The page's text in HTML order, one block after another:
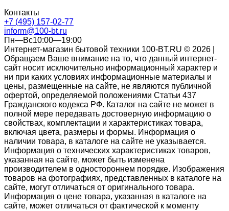
Контакты
+7 (495) 157-02-77
inform@100-bt.ru
Пн—Вс10:00—19:00
Интернет-магазин бытовой техники 100-BT.RU © 2026 |
Обращаем Ваше внимание на то, что данный интернет-
сайт носит исключительно информационный характер и
ни при каких условиях информационные материалы и
цены, размещенные на сайте, не являются публичной
офертой, определяемой положениями Статьи 437
Гражданского кодекса РФ. Каталог на сайте не может в
полной мере передавать достоверную информацию о
свойствах, комплектации и характеристиках товара,
включая цвета, размеры и формы. Информация о
наличии товара, в каталоге на сайте не указывается.
Информация о технических характеристиках товаров,
указанная на сайте, может быть изменена
производителем в одностороннем порядке. Изображения
товаров на фотографиях, представленных в каталоге на
сайте, могут отличаться от оригинального товара.
Информация о цене товара, указанная в каталоге на
сайте, может отличаться от фактической к моменту